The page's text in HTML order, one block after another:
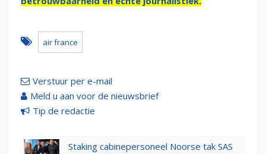
air france
Verstuur per e-mail
Meld u aan voor de nieuwsbrief
Tip de redactie
Staking cabinepersoneel Noorse tak SAS